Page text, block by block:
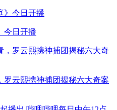
今日开播
罗云熙携神捕团揭秘六大奇案